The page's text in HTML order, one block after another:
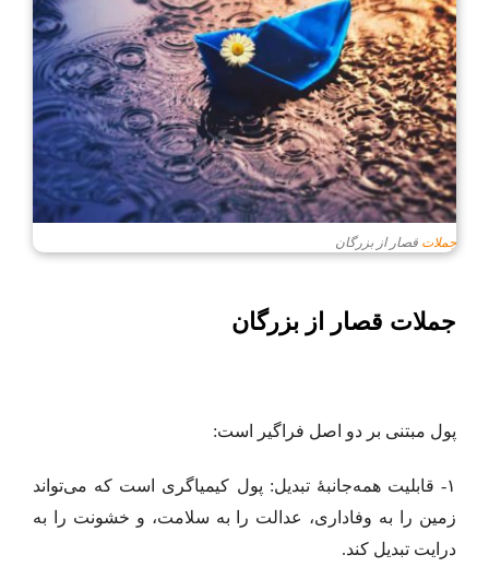
جملات قصار از بزرگان
جملات قصار از بزرگان
پول مبتنی بر دو اصل فراگیر است:
۱- قابلیت همه‌جانبهٔ تبدیل: پول کیمیا‌گری است که می‌تواند
زمین را به وفاداری، عدالت را به سلامت، و خشونت را به
درایت تبدیل کند.